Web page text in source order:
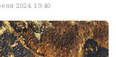
2024, 19:40